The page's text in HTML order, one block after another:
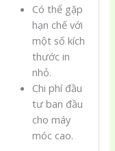
Có thể gặp
hạn chế với
một số kích
thước in
nhỏ.
Chi phí đầu
tư ban đầu
cho máy
móc cao.